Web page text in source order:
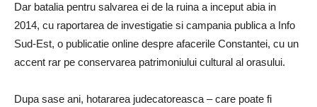
Dar batalia pentru salvarea ei de la ruina a inceput abia in
2014, cu raportarea de investigatie si campania publica a Info
Sud-Est, o publicatie online despre afacerile Constantei, cu un
accent rar pe conservarea patrimoniului cultural al orasului.
Dupa sase ani, hotararea judecatoreasca – care poate fi